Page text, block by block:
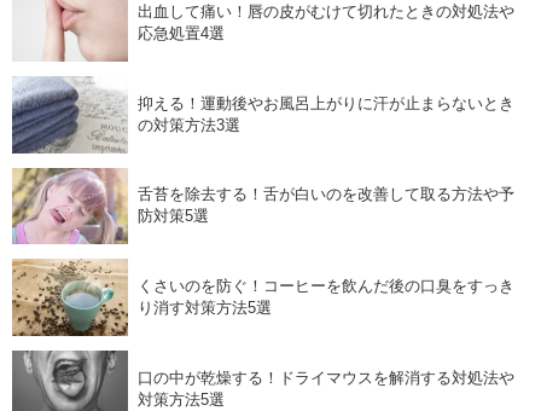
出血して痛い！唇の皮がむけて切れたときの対処法や
応急処置4選
抑える！運動後やお風呂上がりに汗が止まらないとき
の対策方法3選
舌苔を除去する！舌が白いのを改善して取る方法や予
防対策5選
くさいのを防ぐ！コーヒーを飲んだ後の口臭をすっき
り消す対策方法5選
口の中が乾燥する！ドライマウスを解消する対処法や
対策方法5選